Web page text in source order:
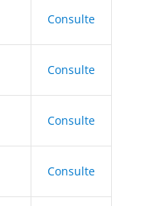
Consulte
Consulte
Consulte
Consulte